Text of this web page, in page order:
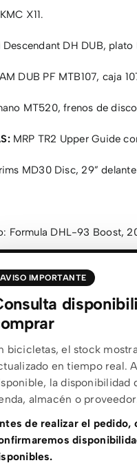
X11.
Descendant DH DUB,
DUB PF MTB107, caja
MT520, frenos de
MRP TR2 Upper Guide
MD30 Disc, 29”
Formula DHL-93 Boost,
DHL-157, 12×157
Maxxis Assegai 29×2.5”,
DHR II 27.5×2.5”,
Hixon 1.5 DH, 31.8
on.
AVISO IMPORTANTE
bicicletas, el stock
en tiempo real.
la disponibilidad
almacén o
de realizar el